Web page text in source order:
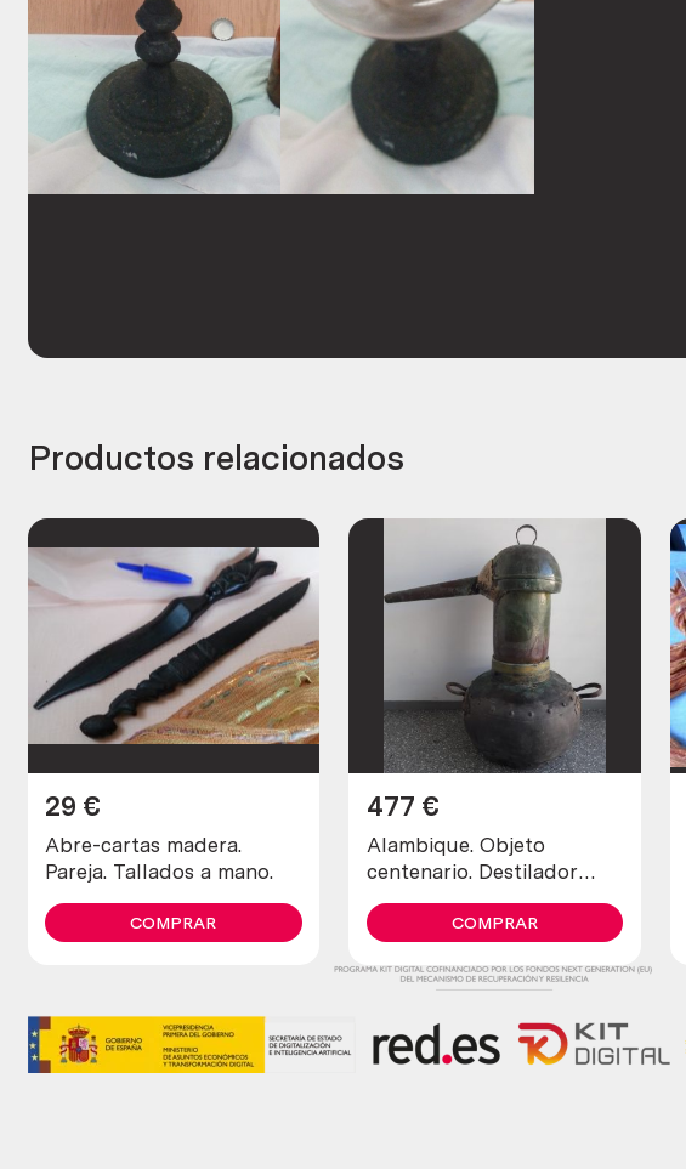
Productos relacionados
Abre-cartas madera.
Pareja. Tallados a mano.
29 €
COMPRAR
Alambique. Objeto
centenario. Destilador
fabricado en pesado
cobre. 80 litros.
477 €
COMPRAR